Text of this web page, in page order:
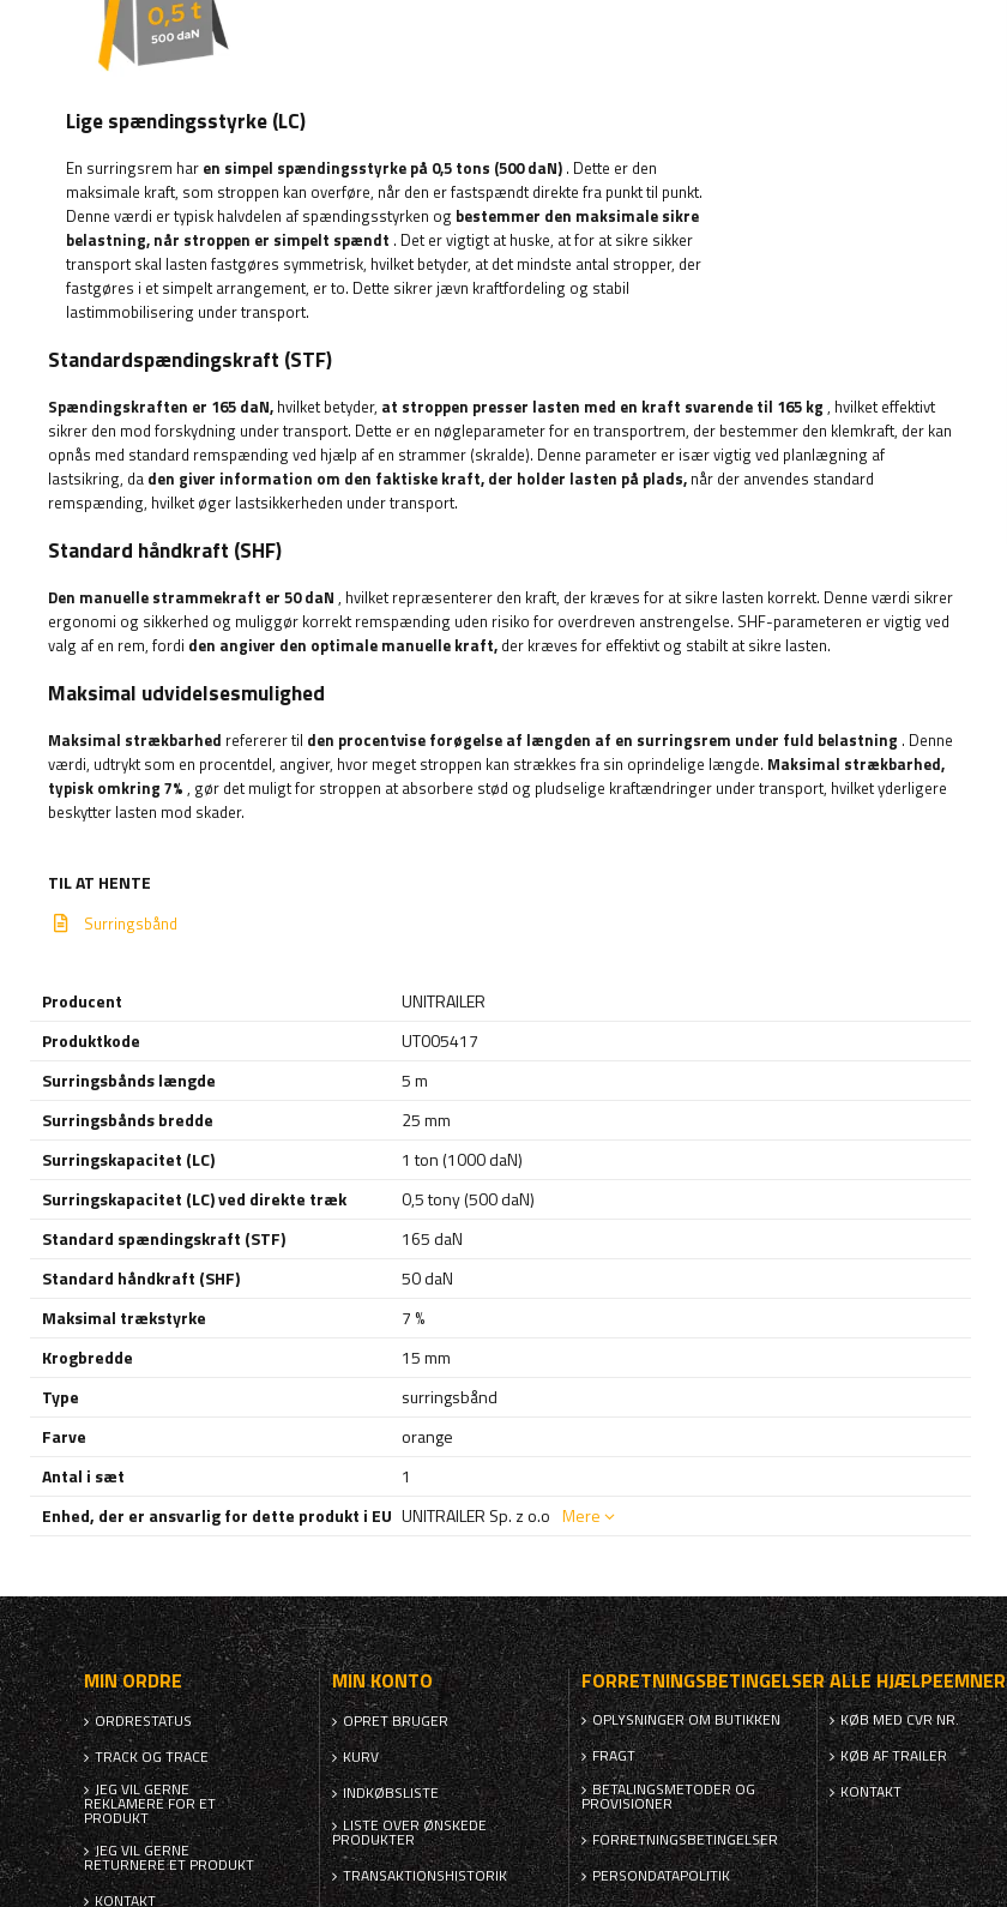
Lige spændingsstyrke (LC)
En surringsrem har en simpel spændingsstyrke på 0,5 tons (500 daN) . Dette er den
maksimale kraft, som stroppen kan overføre, når den er fastspændt direkte fra punkt til punkt.
Denne værdi er typisk halvdelen af ​​spændingsstyrken og bestemmer den maksimale sikre
belastning, når stroppen er simpelt spændt . Det er vigtigt at huske, at for at sikre sikker
transport skal lasten fastgøres symmetrisk, hvilket betyder, at det mindste antal stropper, der
fastgøres i et simpelt arrangement, er to. Dette sikrer jævn kraftfordeling og stabil
lastimmobilisering under transport.
Standardspændingskraft (STF)
Spændingskraften er 165 daN, hvilket betyder, at stroppen presser lasten med en kraft svarende til 165 kg , hvilket effektivt
sikrer den mod forskydning under transport. Dette er en nøgleparameter for en transportrem, der bestemmer den klemkraft, der kan
opnås med standard remspænding ved hjælp af en strammer (skralde). Denne parameter er især vigtig ved planlægning af
lastsikring, da den giver information om den faktiske kraft, der holder lasten på plads, når der anvendes standard
remspænding, hvilket øger lastsikkerheden under transport.
Standard håndkraft (SHF)
Den manuelle strammekraft er 50 daN , hvilket repræsenterer den kraft, der kræves for at sikre lasten korrekt. Denne værdi sikrer
ergonomi og sikkerhed og muliggør korrekt remspænding uden risiko for overdreven anstrengelse. SHF-parameteren er vigtig ved
valg af en rem, fordi den angiver den optimale manuelle kraft, der kræves for effektivt og stabilt at sikre lasten.
Maksimal udvidelsesmulighed
Maksimal strækbarhed refererer til den procentvise forøgelse af længden af ​​en surringsrem under fuld belastning . Denne
værdi, udtrykt som en procentdel, angiver, hvor meget stroppen kan strækkes fra sin oprindelige længde. Maksimal strækbarhed,
typisk omkring 7% , gør det muligt for stroppen at absorbere stød og pludselige kraftændringer under transport, hvilket yderligere
beskytter lasten mod skader.
TIL AT HENTE
Surringsbånd
Producent
UNITRAILER
Produktkode
UT005417
Surringsbånds længde
5 m
Surringsbånds bredde
25 mm
Surringskapacitet (LC)
1 ton (1000 daN)
Surringskapacitet (LC) ved direkte træk
0,5 tony (500 daN)
Standard spændingskraft (STF)
165 daN
Standard håndkraft (SHF)
50 daN
Maksimal trækstyrke
7 %
Krogbredde
15 mm
Type
surringsbånd
Farve
orange
Antal i sæt
1
Enhed, der er ansvarlig for dette produkt i EU UNITRAILER Sp. z o.o Mere
MIN ORDRE
ORDRESTATUS
TRACK OG TRACE
JEG VIL GERNE
REKLAMERE FOR ET
PRODUKT
JEG VIL GERNE
RETURNERE ET PRODUKT
KONTAKT
MIN KONTO
OPRET BRUGER
KURV
INDKØBSLISTE
LISTE OVER ØNSKEDE
PRODUKTER
TRANSAKTIONSHISTORIK
FORRETNINGSBETINGELSER
OPLYSNINGER OM BUTIKKEN
FRAGT
BETALINGSMETODER OG
PROVISIONER
FORRETNINGSBETINGELSER
PERSONDATAPOLITIK
ALLE HJÆLPEEMNER
KØB MED CVR NR.
KØB AF TRAILER
KONTAKT